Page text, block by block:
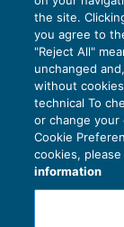
the site.
you agree to
"Reject All"
unchanged
without
technical To
or change your
Cookie
cookies,
information